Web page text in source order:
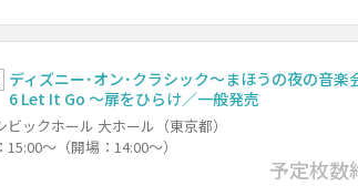
ディズニー･オン･クラシック～まほうの夜の音楽
6 Let It Go ～扉をひらけ／一般発売
ビックホール 大ホール（東京都）
15:00～（開場：14:00～）
予定枚数